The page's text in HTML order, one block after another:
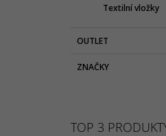
Textilní vložky
OUTLET
ZNAČKY
TOP 3